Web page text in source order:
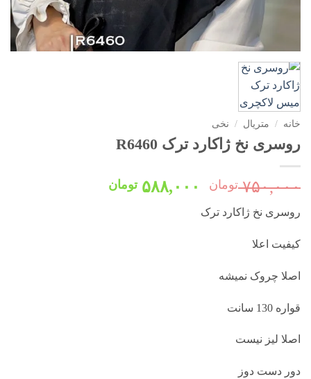
خانه / متریال / نخی
روسری نخ ژاکارد ترک R6460
۷۵۰,۰۰۰ تومان
قیمت
۵۸۸,۰۰۰ تومان
روسری نخ ژاکارد ترک
کیفیت اعلا
اصلا چروک نمیشه
قواره 130 سانت
اصلا لیز نیست
دور دست دوز